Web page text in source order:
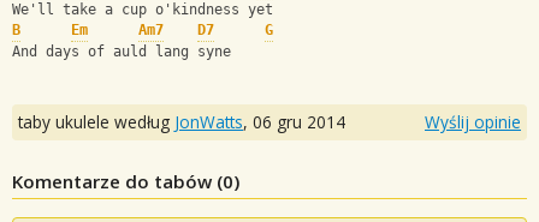
We'll take a cup o'kindness yet
B
Em Am7 D7
G
And days of auld lang syne
taby ukulele według JonWatts, 06 gru 2014 Wyślij opinie
Komentarze do tabów (0)